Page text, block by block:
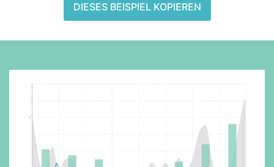
DIESES BEISPIEL KOPIEREN